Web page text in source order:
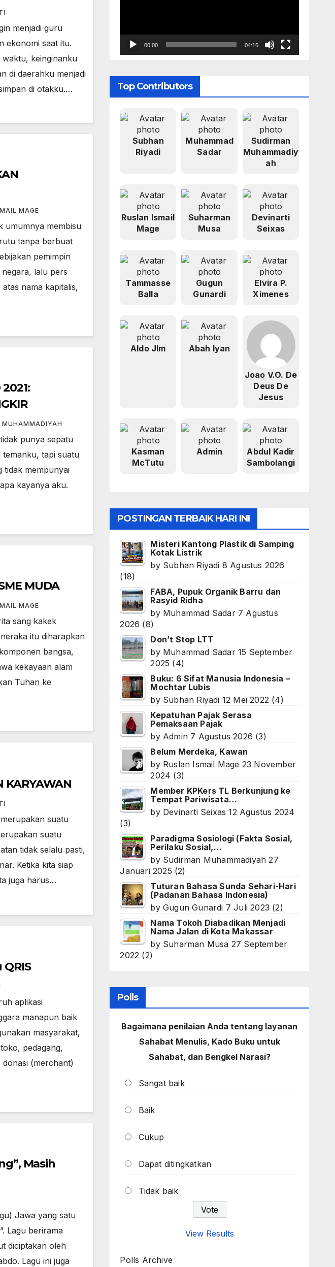
menjadi guru
ekonomi saat itu.
keinginanku
di daerahku menjadi
di otakku.…
MAGE
umumnya membisu
tanpa berbuat
pemimpin
lalu pers
nama kapitalis,
MUHAMMADIYAH
punya sepatu
tapi suatu
tidak mempunyai
kayanya aku.
MUDA
MAGE
sang kakek
itu diharapkan
bangsa,
kekayaan alam
Tuhan ke
KARYAWAN
suatu
suatu
tidak selalu pasti,
Ketika kita siap
juga harus…
aplikasi
manapun baik
masyarakat,
pedagang,
(merchant)
Masih
Jawa yang satu
Lagu berirama
diciptakan oleh
Lagu ini juga
00:00 04:16
Top Contributors
Subhan
Riyadi
Muhammad
Sadar
Sudirman
Muhammadiy
ah
Ruslan Ismail
Mage
Suharman
Musa
Devinarti
Seixas
Tammasse
Balla
Gugun
Gunardi
Elvira P.
Ximenes
Aldo Jlm Abah Iyan
Joao V.O. De
Deus De
Jesus
Kasman
McTutu
Admin
Abdul Kadir
Sambolangi
POSTINGAN TERBAIK HARI INI
Misteri Kantong Plastik di Samping
Kotak Listrik
by Subhan Riyadi 8 Agustus 2026
(18)
FABA, Pupuk Organik Barru dan
Rasyid Ridha
by Muhammad Sadar 7 Agustus
2026 (8)
Don’t Stop LTT
by Muhammad Sadar 15 September
2025 (4)
Buku: 6 Sifat Manusia Indonesia –
Mochtar Lubis
by Subhan Riyadi 12 Mei 2022 (4)
Kepatuhan Pajak Serasa
Pemaksaan Pajak
by Admin 7 Agustus 2026 (3)
Belum Merdeka, Kawan
by Ruslan Ismail Mage 23 November
2024 (3)
Member KPKers TL Berkunjung ke
Tempat Pariwisata…
by Devinarti Seixas 12 Agustus 2024
(3)
Paradigma Sosiologi (Fakta Sosial,
Perilaku Sosial,…
by Sudirman Muhammadiyah 27
Januari 2025 (2)
Tuturan Bahasa Sunda Sehari-Hari
(Padanan Bahasa Indonesia)
by Gugun Gunardi 7 Juli 2023 (2)
Nama Tokoh Diabadikan Menjadi
Nama Jalan di Kota Makassar
by Suharman Musa 27 September
2022 (2)
Polls
Bagaimana penilaian Anda tentang layanan
Sahabat Menulis, Kado Buku untuk
Sahabat, dan Bengkel Narasi?
Sangat baik
Baik
Cukup
Dapat ditingkatkan
Tidak baik
View Results
Polls Archive